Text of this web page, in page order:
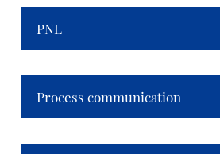
PNL
Process communication